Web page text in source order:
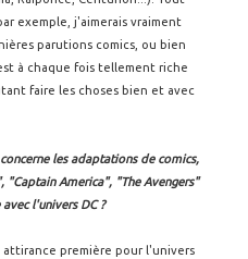
exemple, j'aimerais vraiment
parutions comics, ou bien
à chaque fois tellement riche
faire les choses bien et avec
les adaptations de comics,
America", "The Avengers"
l'univers DC ?
attirance première pour l'univers